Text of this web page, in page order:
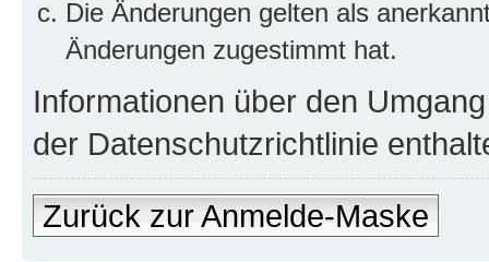
Die Änderungen gelten als
Änderungen zugestimmt hat.
Informationen über den
der Datenschutzrichtlinie
Zurück zur Anmelde-Maske